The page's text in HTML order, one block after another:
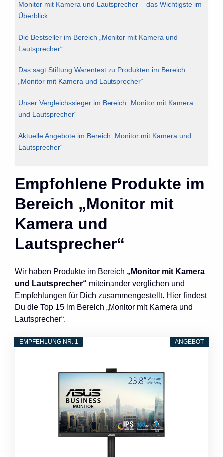
Monitor mit Kamera und Lautsprecher – das Wichtigste im
Überblick
Die Bestseller im Bereich „Monitor mit Kamera und
Lautsprecher“
Das sagt Stiftung Warentest zu Produkten im Bereich
„Monitor mit Kamera und Lautsprecher“
Unser Vergleichssieger im Bereich „Monitor mit Kamera
und Lautsprecher“
Aktuelle Angebote im Bereich „Monitor mit Kamera und
Lautsprecher“
Empfohlene Produkte im
Bereich „Monitor mit
Kamera und
Lautsprecher“
Wir haben Produkte im Bereich „Monitor mit Kamera
und Lautsprecher“ miteinander verglichen und
Empfehlungen für Dich zusammengestellt. Hier findest
Du die Top 15 im Bereich „Monitor mit Kamera und
Lautsprecher“.
ANGEBOT
EMPFEHLUNG NR. 1